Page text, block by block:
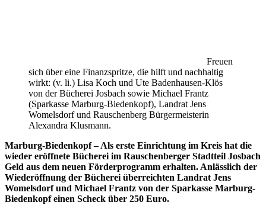
Freuen
sich über eine Finanzspritze, die hilft und nachhaltig
wirkt: (v. li.) Lisa Koch und Ute Badenhausen-Klös
von der Bücherei Josbach sowie Michael Frantz
(Sparkasse Marburg-Biedenkopf), Landrat Jens
Womelsdorf und Rauschenberg Bürgermeisterin
Alexandra Klusmann.
Marburg-Biedenkopf – Als erste Einrichtung im Kreis hat die
wieder eröffnete Bücherei im Rauschenberger Stadtteil Josbach
Geld aus dem neuen Förderprogramm erhalten. Anlässlich der
Wiederöffnung der Bücherei überreichten Landrat Jens
Womelsdorf und Michael Frantz von der Sparkasse Marburg-
Biedenkopf einen Scheck über 250 Euro.